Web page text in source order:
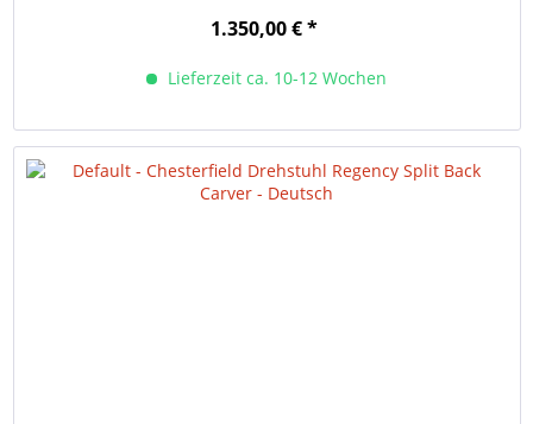
1.350,00 € *
Lieferzeit ca. 10-12 Wochen